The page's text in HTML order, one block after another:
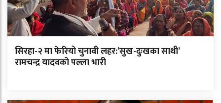
सिरहा-२ मा फेरियो चुनावी लहर:’सुख-दुःखका साथी’
रामचन्द्र यादवको पल्ला भारी